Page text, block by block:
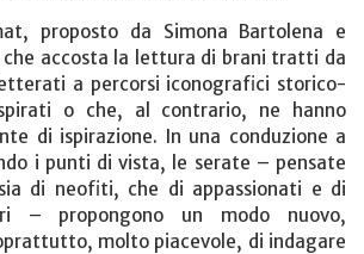
proposto da Simona Bartolena e
che accosta la lettura di brani tratti da
a percorsi iconografici storico-
o che, al contrario, ne hanno
di ispirazione. In una conduzione a
i punti di vista, le serate – pensate
di neofiti, che di appassionati e di
– propongono un modo nuovo,
molto piacevole, di indagare